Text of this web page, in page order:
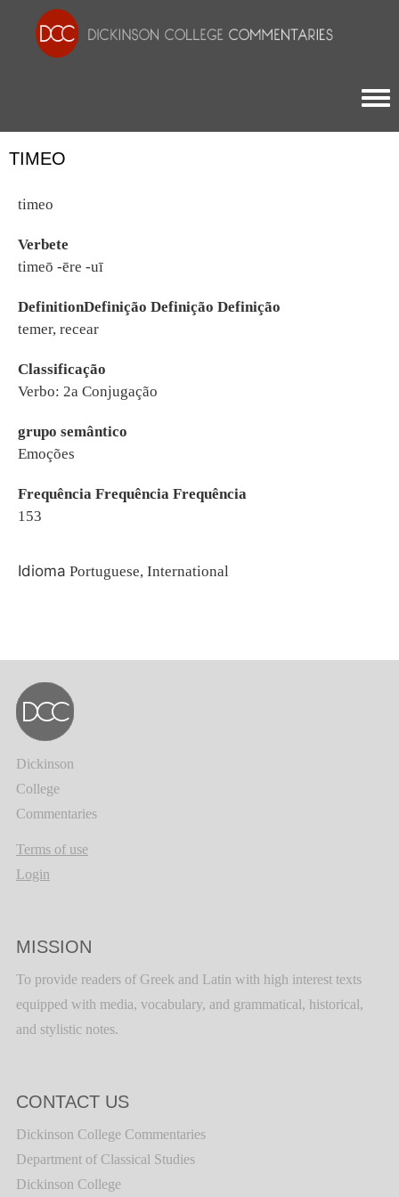
TIMEO
timeo
Verbete
timeō -ēre -uī
DefinitionDefinição Definição Definição
temer, recear
Classificação
Verbo: 2a Conjugação
grupo semântico
Emoções
Frequência Frequência Frequência
153
Idioma Portuguese, International
Dickinson
College
Commentaries
Terms of use
Login
MISSION
To provide readers of Greek and Latin with high interest texts
equipped with media, vocabulary, and grammatical, historical,
and stylistic notes.
CONTACT US
Dickinson College Commentaries
Department of Classical Studies
Dickinson College